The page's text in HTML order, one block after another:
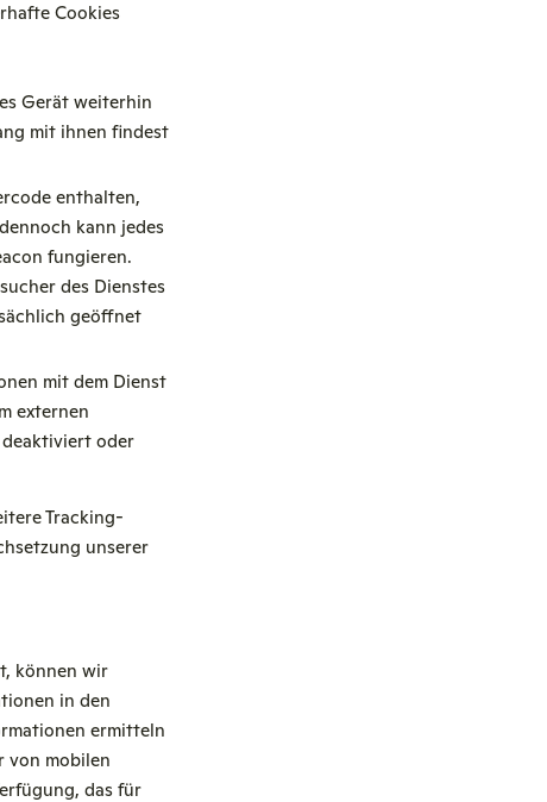
Cookies
Gerät weiterhin
mit ihnen findest
enthalten,
kann jedes
fungieren.
des Dienstes
geöffnet
mit dem Dienst
externen
oder
Tracking-
unserer
können wir
in den
ermitteln
von mobilen
das für